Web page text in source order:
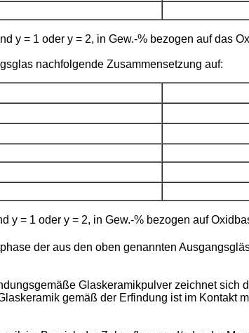
y = 1 oder y = 2, in Gew.-% bezogen auf das
nachfolgende Zusammensetzung auf:
y = 1 oder y = 2, in Gew.-% bezogen auf
der aus den oben genannten
Glaskeramikpulver zeichnet
gemäß der Erfindung ist im Kontakt